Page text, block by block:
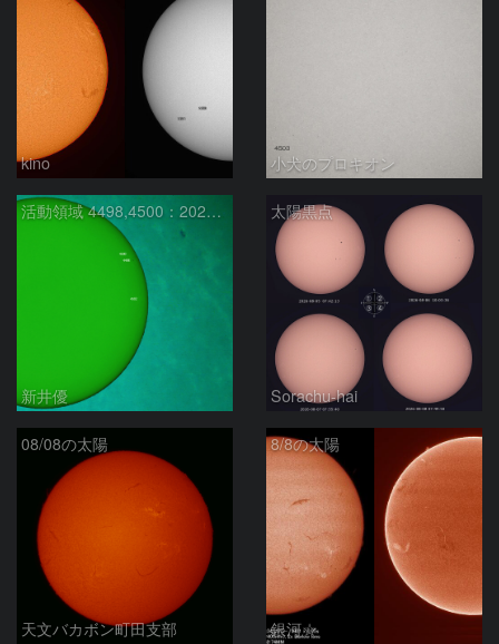
kino 小犬のプロキオン
活動領域 4498,4500：2026/08/08
新井優
太陽黒点
Sorachu-hai
08/08の太陽
天文バカボン町田支部
8/8の太陽
銀河☆